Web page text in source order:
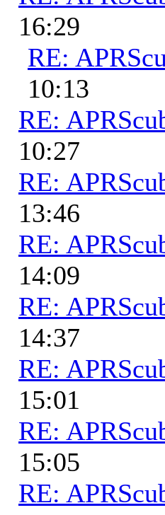
16:29
RE:
10:13
RE:
10:27
RE:
13:46
RE:
14:09
RE:
14:37
RE:
15:01
RE:
15:05
RE: